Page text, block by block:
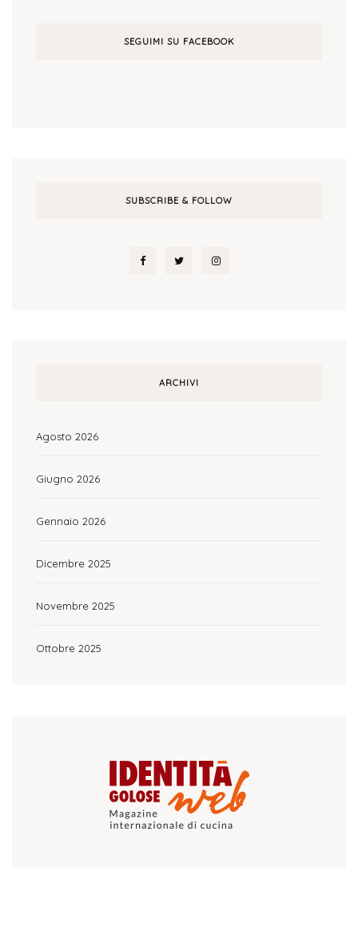
SEGUIMI SU FACEBOOK
SUBSCRIBE & FOLLOW
ARCHIVI
Agosto 2026
Giugno 2026
Gennaio 2026
Dicembre 2025
Novembre 2025
Ottobre 2025